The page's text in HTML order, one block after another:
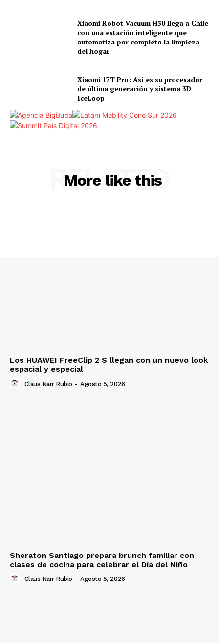
Xiaomi Robot Vacuum H50 llega a Chile
con una estación inteligente que
automatiza por completo la limpieza
del hogar
Xiaomi 17T Pro: Así es su procesador
de última generación y sistema 3D
IceLoop
More like this
RELATED
Los HUAWEI FreeClip 2 S llegan con un nuevo look
espacial y especial
Claus Narr Rubio - Agosto 5, 2026
Sheraton Santiago prepara brunch familiar con
clases de cocina para celebrar el Día del Niño
Claus Narr Rubio - Agosto 5, 2026